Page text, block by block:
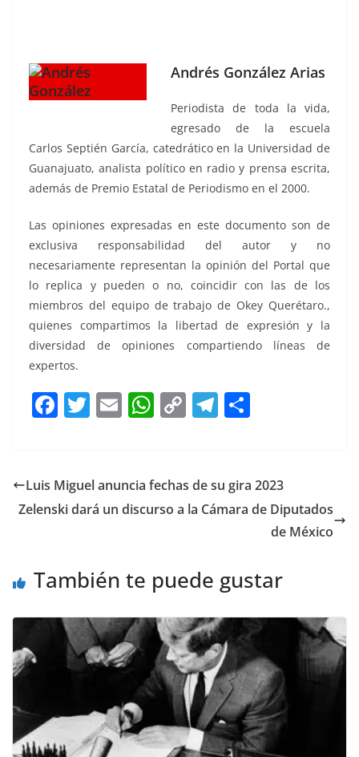
Andrés González Arias
Periodista de toda la vida,
egresado de la escuela
Carlos Septién García, catedrático en la Universidad de
Guanajuato, analista político en radio y prensa escrita,
además de Premio Estatal de Periodismo en el 2000.
Las opiniones expresadas en este documento son de
exclusiva responsabilidad del autor y no
necesariamente representan la opinión del Portal que
lo replica y pueden o no, coincidir con las de los
miembros del equipo de trabajo de Okey Querétaro.,
quienes compartimos la libertad de expresión y la
diversidad de opiniones compartiendo líneas de
expertos.
F
e
b
k
T
er
E
l
W
s
A
C
y
Li
T
gr
a
e
Luis Miguel anuncia fechas de su gira 2023
Zelenski dará un discurso a la Cámara de Diputados
de México
También te puede gustar